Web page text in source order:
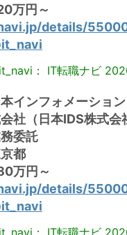
万円～
details/
： IT転職ナビ
本インフォメーショ
社（日本IDS株式
委託
都
万円～
details/
： IT転職ナビ